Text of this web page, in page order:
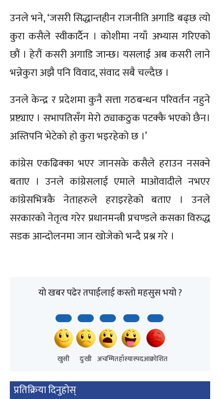
उनले भने, ‘जसरी सिद्धान्तहीन राजनीति अगाडि बढ्छ त्यो
कुरा कसैले स्वीकार्दैन । कोशीमा नयाँ अभ्यास गरिएको
छौं । हेरौं कसरी अगाडि जान्छ। यसलाई अब कसरी लाने
भन्नेकुरा अझै पनि विवाद, संवाद सबै चल्दैछ ।
उनले केन्द्र र प्रदेशमा कुनै सत्ता गठबन्धन परिवर्तन नहुने
प्रष्ट्याए । सभापतिसँग मेरो ठ्याकठुक पटक्कै भएको छैन।
अस्तिपनि भेटेको हो कुरा भइरहेको छ ।’
कांग्रेस एकढिक्का भएर जानसके कसैले हराउन नसक्ने
बताए । उनले कांग्रेसलाई एमाले माओवादीले नभएर
कांग्रेसभित्रकै नेताहरुले हराइरहेको बताए । उनले
सरकारको नेतृत्व गरेर प्रधानमन्त्री प्रचण्डले कसका विरुद्ध
सडक आन्दोलनमा जान खोजेको भन्दै प्रश्न गरे ।
यो खबर पढेर तपाईलाई कस्तो महसुस भयो ?
खुसी दुःखी अचम्मितहाँस्यास्पदआक्रोशित
प्रतिक्रिया दिनुहोस्